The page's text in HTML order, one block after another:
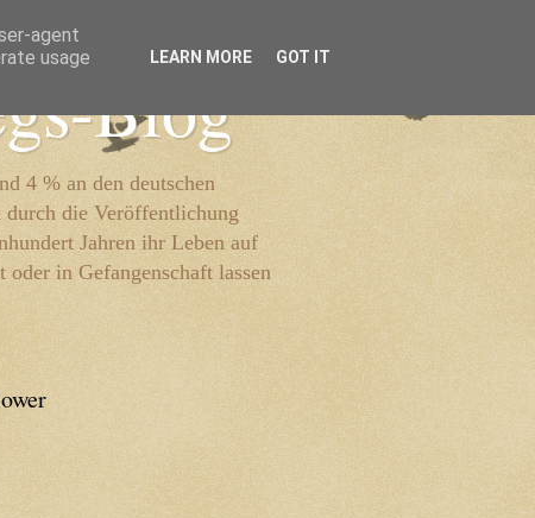
Blog
4 % an den deutschen
durch die Veröffentlichung
Jahren ihr Leben auf
in Gefangenschaft lassen
agent
usage
LEARN MORE GOT IT